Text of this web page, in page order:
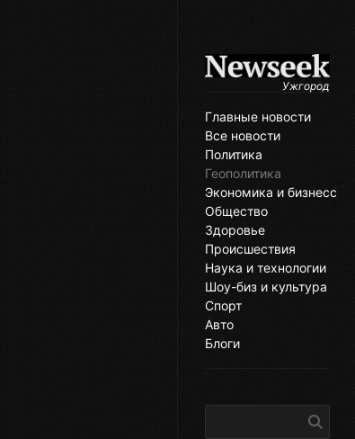
Ужгород
Главные новости
Все новости
Политика
Геополитика
Экономика и бизнесс
Общество
Здоровье
Происшествия
Наука и технологии
Шоу-биз и культура
Спорт
Авто
Блоги